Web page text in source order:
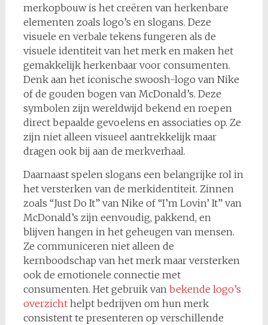
merkopbouw is het creëren van herkenbare
elementen zoals logo’s en slogans. Deze
visuele en verbale tekens fungeren als de
visuele identiteit van het merk en maken het
gemakkelijk herkenbaar voor consumenten.
Denk aan het iconische swoosh-logo van Nike
of de gouden bogen van McDonald’s. Deze
symbolen zijn wereldwijd bekend en roepen
direct bepaalde gevoelens en associaties op. Ze
zijn niet alleen visueel aantrekkelijk maar
dragen ook bij aan de merkverhaal.
Daarnaast spelen slogans een belangrijke rol in
het versterken van de merkidentiteit. Zinnen
zoals “Just Do It” van Nike of “I’m Lovin’ It” van
McDonald’s zijn eenvoudig, pakkend, en
blijven hangen in het geheugen van mensen.
Ze communiceren niet alleen de
kernboodschap van het merk maar versterken
ook de emotionele connectie met
consumenten. Het gebruik van bekende logo’s
overzichthelpt bedrijven om hun merk
consistent te presenteren op verschillende